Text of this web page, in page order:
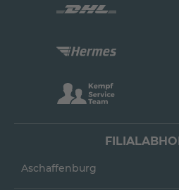
Aschaffenburg